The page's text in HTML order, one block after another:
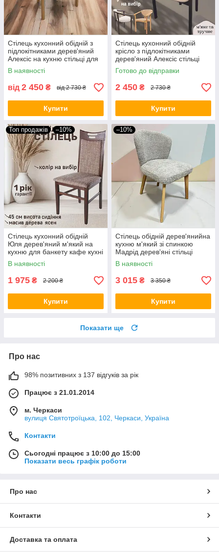
Стілець кухонний обідній з
підлокітниками дерев'яний
Алексіс на кухню стільці для
будинку бару кафе
ресторана
В наявності
від 2 450 ₴ від 2 730 ₴
Купити
Стілець кухонний обідній
крісло з підлокітниками
дерев'яний Алексіс стільці
для будинку бару кафе
ресторана
Готово до відправки
2 450 ₴ 2 730 ₴
Купити
Топ продажів –10%
Стілець кухонний обідній
Юля дерев'яний м'який на
кухню для банкету кафе кухні
стільці кухонні обідні з дерева
різні кольори
В наявності
1 975 ₴ 2 200 ₴
Купити
–10%
Стілець обідній дерев'янийна
кухню м'який зі спинкою
Мадрід дерев'яні стільці
кухонні обідні з дерева для
кухні вітальні дому
В наявності
3 015 ₴ 3 350 ₴
Купити
Показати ще
Про нас
98% позитивних з 137 відгуків за рік
Працює з 21.01.2014
м. Черкаси
вулиця Святотроїцька, 102, Черкаси, Україна
Контакти
Сьогодні працює з 10:00 до 15:00
Показати весь графік роботи
Про нас
Контакти
Доставка та оплата